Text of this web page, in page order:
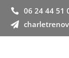
 06 24 44 51
